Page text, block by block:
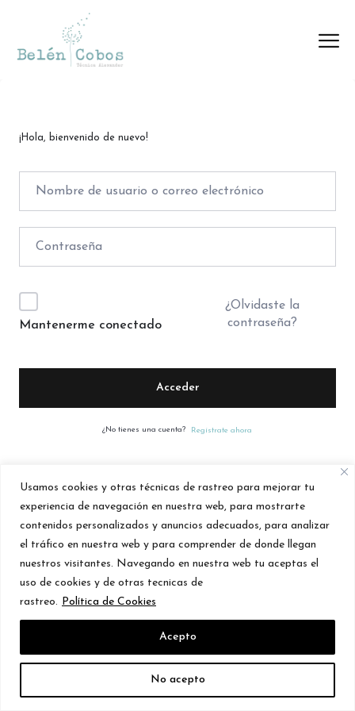
Usamos cookies y otras técnicas de rastreo para mejorar tu
experiencia de navegación en nuestra web, para mostrarte
contenidos personalizados y anuncios adecuados, para analizar
el tráfico en nuestra web y para comprender de donde llegan
nuestros visitantes. Navegando en nuestra web tu aceptas el
uso de cookies y de otras tecnicas de
rastreo. Política de Cookies
No acepto
Acepto
¡Hola, bienvenido de nuevo!
Mantenerme conectado
¿Olvidaste la
contraseña?
Acceder
¿No tienes una cuenta? Regístrate ahora
2026 Created by LaStudio